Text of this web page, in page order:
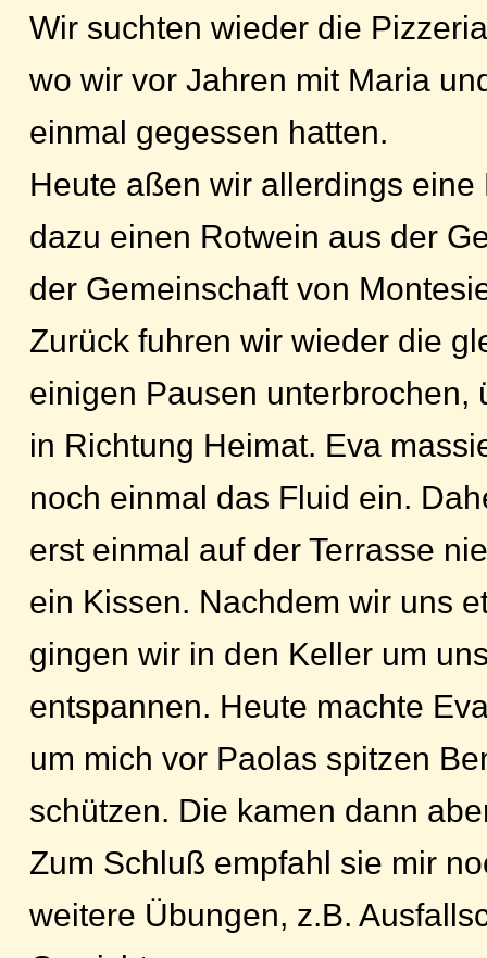
Wir suchten wieder die
wo wir vor Jahren mit Maria
einmal gegessen hatten.
Heute aßen wir allerdings
dazu einen Rotwein aus der
der Gemeinschaft von
Zurück fuhren wir wieder die
einigen Pausen unterbrochen,
in Richtung Heimat. Eva
noch einmal das Fluid ein.
erst einmal auf der Terrasse
ein Kissen. Nachdem wir uns
gingen wir in den Keller um
entspannen. Heute machte
um mich vor Paolas spitzen
schützen. Die kamen dann
Zum Schluß empfahl sie mir
weitere Übungen, z.B.